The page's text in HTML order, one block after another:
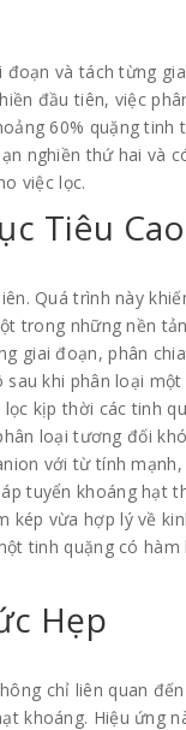
và tách từng
đầu tiên, việc
60% quặng
nghiền thứ hai và
việc lọc.
Tiêu
Quá trình này
trong những nền
giai đoạn, phân
khi phân loại
kịp thời các tinh
loại tương đối
với từ tính
tuyển khoáng hạt
kép vừa hợp lý về
tinh quặng có
Hẹp
chỉ liên quan
khoáng. Hiệu ứng